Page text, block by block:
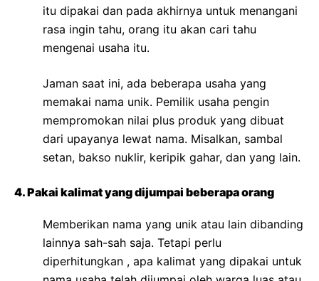
itu dipakai dan pada akhirnya untuk menangani
rasa ingin tahu, orang itu akan cari tahu
mengenai usaha itu.
Jaman saat ini, ada beberapa usaha yang
memakai nama unik. Pemilik usaha pengin
mempromokan nilai plus produk yang dibuat
dari upayanya lewat nama. Misalkan, sambal
setan, bakso nuklir, keripik gahar, dan yang lain.
4. Pakai kalimat yang dijumpai beberapa orang
Memberikan nama yang unik atau lain dibanding
lainnya sah-sah saja. Tetapi perlu
diperhitungkan , apa kalimat yang dipakai untuk